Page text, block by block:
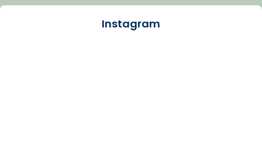
Arquebisbat de Barcelona
Instagram